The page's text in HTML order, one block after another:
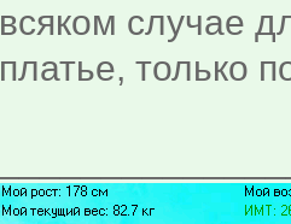
всяком случае
платье, только